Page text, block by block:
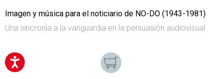
Imagen y música para el noticiario de NO-DO (1943-1981)
Una sincronía a la vanguardia en la persuasión audiovisual